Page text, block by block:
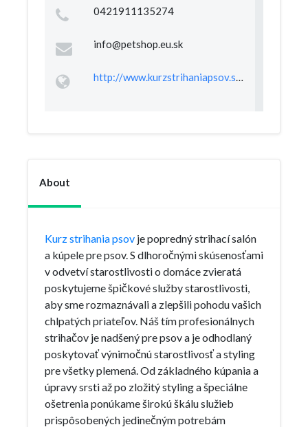
0421911135274
info@petshop.eu.sk
http://www.kurzstrihaniapsov.sk/
About
Kurz strihania psov je popredný strihací salón
a kúpele pre psov. S dlhoročnými skúsenosťami
v odvetví starostlivosti o domáce zvieratá
poskytujeme špičkové služby starostlivosti,
aby sme rozmaznávali a zlepšili pohodu vašich
chlpatých priateľov. Náš tím profesionálnych
strihačov je nadšený pre psov a je odhodlaný
poskytovať výnimočnú starostlivosť a styling
pre všetky plemená. Od základného kúpania a
úpravy srsti až po zložitý styling a špeciálne
ošetrenia ponúkame širokú škálu služieb
prispôsobených jedinečným potrebám